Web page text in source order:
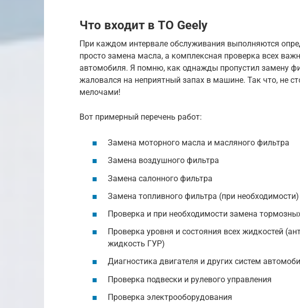
Что входит в ТО Geely
При каждом интервале обслуживания выполняются
просто замена масла, а комплексная проверка всех
автомобиля. Я помню, как однажды пропустил замену
жаловался на неприятный запах в машине. Так что, не
мелочами!
Вот примерный перечень работ:
Замена моторного масла и масляного фильтра
Замена воздушного фильтра
Замена салонного фильтра
Замена топливного фильтра (при необходимости)
Проверка и при необходимости замена
Проверка уровня и состояния всех жидкостей
жидкость ГУР)
Диагностика двигателя и других систем
Проверка подвески и рулевого управления
Проверка электрооборудования